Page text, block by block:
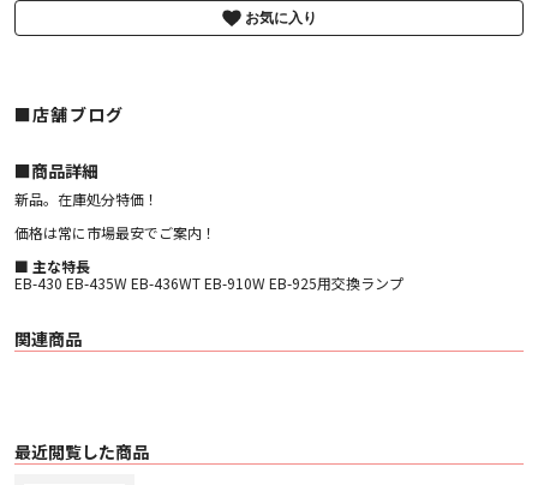
お気に入り
■店舗ブログ
■︎商品詳細
新品。在庫処分特価！
価格は常に市場最安でご案内！
■ 主な特長
EB-430 EB-435W EB-436WT EB-910W EB-925用交換ランプ
関連商品
最近閲覧した商品